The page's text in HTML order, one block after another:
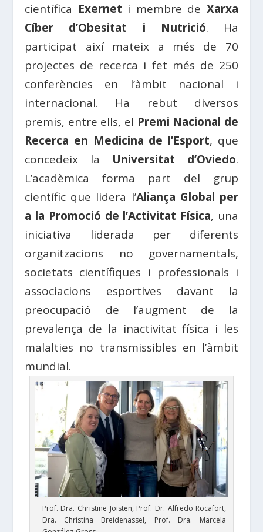
científica Exernet i membre de Xarxa
Cíber d’Obesitat i Nutrició. Ha
participat així mateix a més de 70
projectes de recerca i fet més de 250
conferències en l’àmbit nacional i
internacional. Ha rebut diversos
premis, entre ells, el Premi Nacional de
Recerca en Medicina de l’Esport, que
concedeix la Universitat d’Oviedo.
L’acadèmica forma part del grup
científic que lidera l’Aliança Global per
a la Promoció de l’Activitat Física, una
iniciativa liderada per diferents
organitzacions no governamentals,
societats científiques i professionals i
associacions esportives davant la
preocupació de l’augment de la
prevalença de la inactivitat física i les
malalties no transmissibles en l’àmbit
mundial.
Prof. Dra. Christine Joisten, Prof. Dr. Alfredo Rocafort,
Dra. Christina Breidenassel, Prof. Dra. Marcela